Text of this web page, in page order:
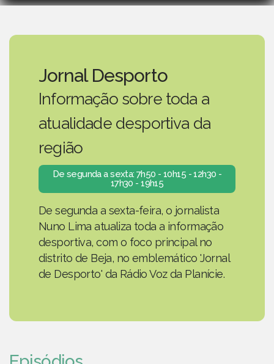
Jornal Desporto
Informação sobre toda a
atualidade desportiva da
região
De segunda a sexta: 7h50 - 10h15 - 12h30 -
17h30 - 19h15
De segunda a sexta-feira, o jornalista
Nuno Lima atualiza toda a informação
desportiva, com o foco principal no
distrito de Beja, no emblemático 'Jornal
de Desporto' da Rádio Voz da Planície.